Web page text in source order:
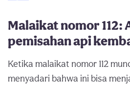
Malaikat nomor 112:
pemisahan api
Ketika malaikat nomor 112
menyadari bahwa ini bisa